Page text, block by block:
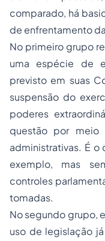
comparado, há
de enfrentamento
No primeiro grupo
uma espécie de
previsto em suas
suspensão do
poderes
questão por
administrativas. É o
exemplo, mas
controles
tomadas.
No segundo grupo,
uso de legislação